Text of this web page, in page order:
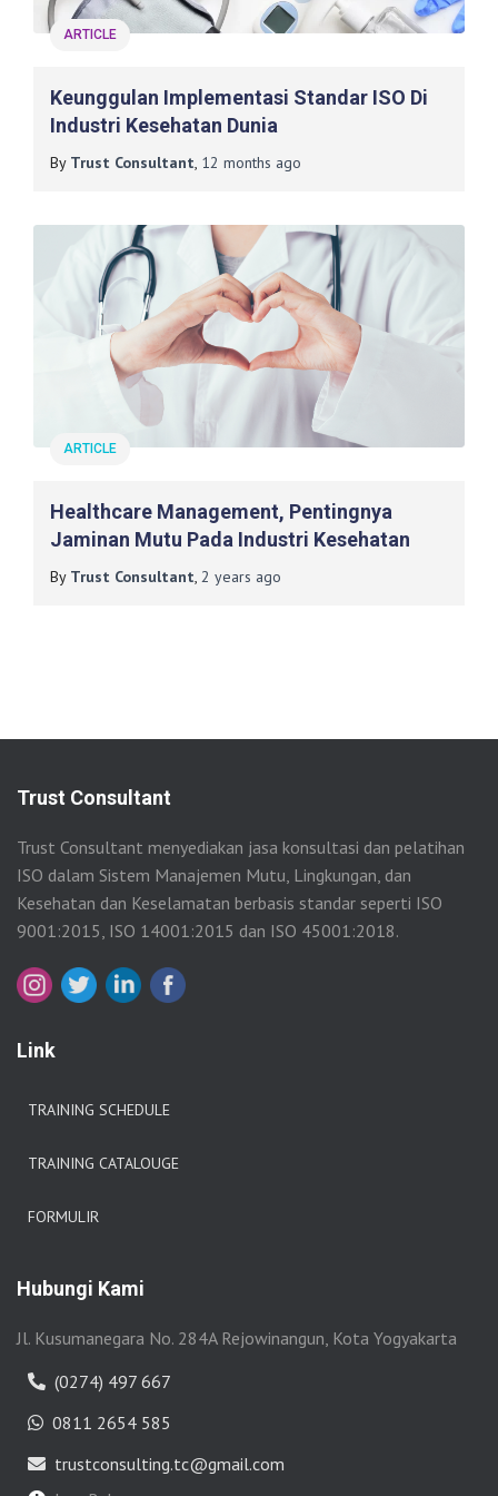
ARTICLE
Keunggulan Implementasi Standar ISO Di
Industri Kesehatan Dunia
By Trust Consultant, 12 months ago
ARTICLE
Healthcare Management, Pentingnya
Jaminan Mutu Pada Industri Kesehatan
By Trust Consultant, 2 years ago
Trust Consultant
Trust Consultant menyediakan jasa konsultasi dan pelatihan
ISO dalam Sistem Manajemen Mutu, Lingkungan, dan
Kesehatan dan Keselamatan berbasis standar seperti ISO
9001:2015, ISO 14001:2015 dan ISO 45001:2018.
Link
TRAINING SCHEDULE
TRAINING CATALOUGE
FORMULIR
Hubungi Kami
Jl. Kusumanegara No. 284A Rejowinangun, Kota Yogyakarta
(0274) 497 667
0811 2654 585
trustconsulting.tc@gmail.com